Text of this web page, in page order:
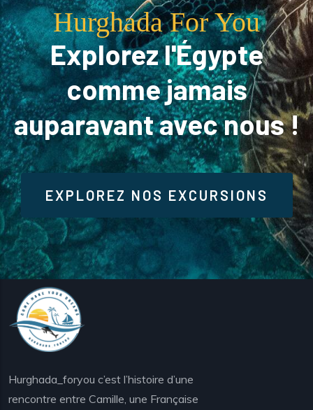
Hurghada For You
Explorez l'Égypte
comme jamais
auparavant avec nous !
EXPLOREZ NOS EXCURSIONS
Hurghada_foryou c’est l’histoire d’une
rencontre entre Camille, une Française